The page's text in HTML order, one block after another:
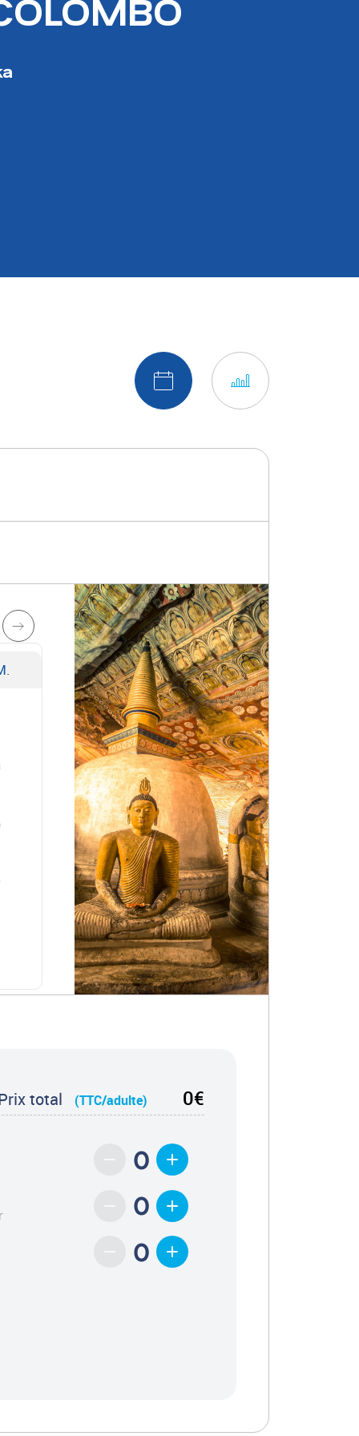
Affichage
Switch to calendar view
Switch to chart
total (TTC/adulte) 0€